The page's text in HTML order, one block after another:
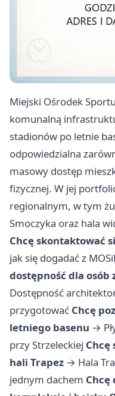
Miejski Ośrodek
komunalną
stadionów po letnie
odpowiedzialna
masowy dostęp
fizycznej. W jej
regionalnym, w tym
Smoczyka oraz hala
Chcę skontaktować
jak się dogadać z
dostępność dla osób
Dostępność
przygotować Chcę
letniego basenu →
przy Strzeleckiej Chcę
hali Trapez → Hala
jednym dachem Chcę